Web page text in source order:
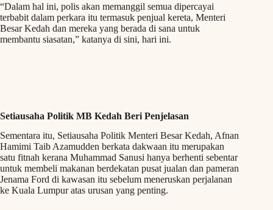
“Dalam hal ini, polis akan memanggil semua dipercayai
terbabit dalam perkara itu termasuk penjual kereta, Menteri
Besar Kedah dan mereka yang berada di sana untuk
membantu siasatan,” katanya di sini, hari ini.
Setiausaha Politik MB Kedah Beri Penjelasan
Sementara itu, Setiausaha Politik Menteri Besar Kedah, Afnan
Hamimi Taib Azamudden berkata dakwaan itu merupakan
satu fitnah kerana Muhammad Sanusi hanya berhenti sebentar
untuk membeli makanan berdekatan pusat jualan dan pameran
Jenama Ford di kawasan itu sebelum meneruskan perjalanan
ke Kuala Lumpur atas urusan yang penting.